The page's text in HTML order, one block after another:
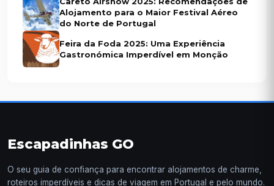
Alojamento para o Maior Festival Aéreo
do Norte de Portugal
Feira da Foda 2025: Uma Experiência
Gastronómica Imperdível em Monção
Escapadinhas GO
O seu guia de confiança para encontrar alojamentos de charme,
roteiros imperdíveis e dicas de viagem em Portugal e pelo mundo.